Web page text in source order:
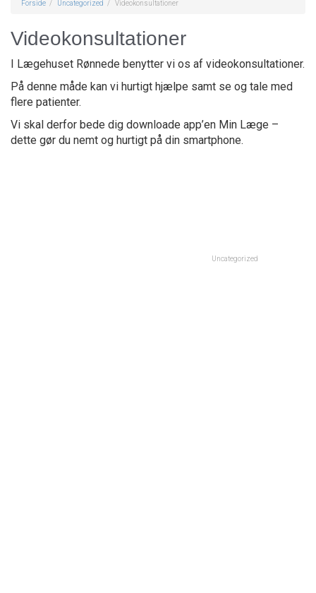
Forside Uncategorized Videokonsultationer
Videokonsultationer
I Lægehuset Rønnede benytter vi os af videokonsultationer.
På denne måde kan vi hurtigt hjælpe samt se og tale med
flere patienter.
Vi skal derfor bede dig downloade app’en Min Læge –
dette gør du nemt og hurtigt på din smartphone.
Uncategorized